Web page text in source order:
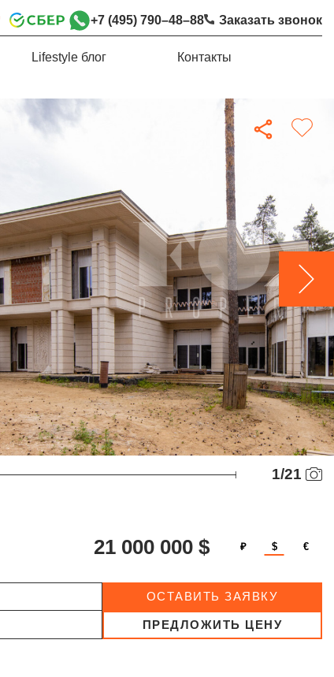
+7 (495) 790–48–88 Заказать звонок
Lifestyle блог Контакты
1/21
21 000 000 $ ₽ $ €
ОСТАВИТЬ ЗАЯВКУ
ПРЕДЛОЖИТЬ ЦЕНУ